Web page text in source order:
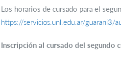
Los horarios de cursado para el
https://servicios.unl.edu.ar/guarani3/
Inscripción al cursado del segundo